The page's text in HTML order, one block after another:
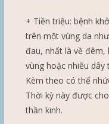
+ Tiền triệu: bệnh
trên một vùng da
đau, nhất là về
vùng hoặc nhiều dây
Kèm theo có thể
Thời kỳ này được
thần kinh.